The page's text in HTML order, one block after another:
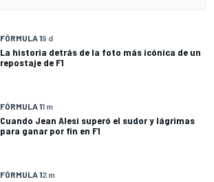
FÓRMULA 19 d
La historia detrás de la foto más icónica de un
repostaje de F1
FÓRMULA 11 m
Cuando Jean Alesi superó el sudor y lágrimas
para ganar por fin en F1
FÓRMULA 12 m